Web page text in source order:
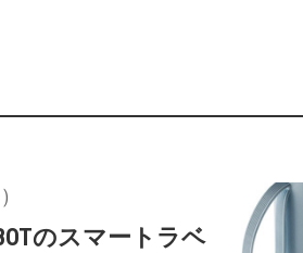
のスマートラベ